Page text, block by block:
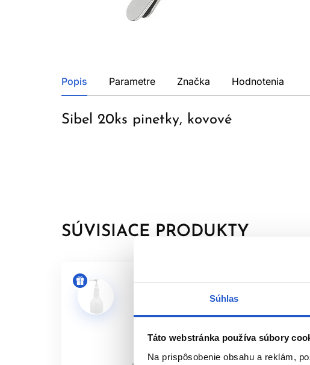
Súhlas
Táto webstránka používa súbory
Na prispôsobenie obsahu a reklám,
Popis Parametre Značka Hodnotenia
Sibel 20ks pinetky, kovové
SÚVISIACE PRODUKTY